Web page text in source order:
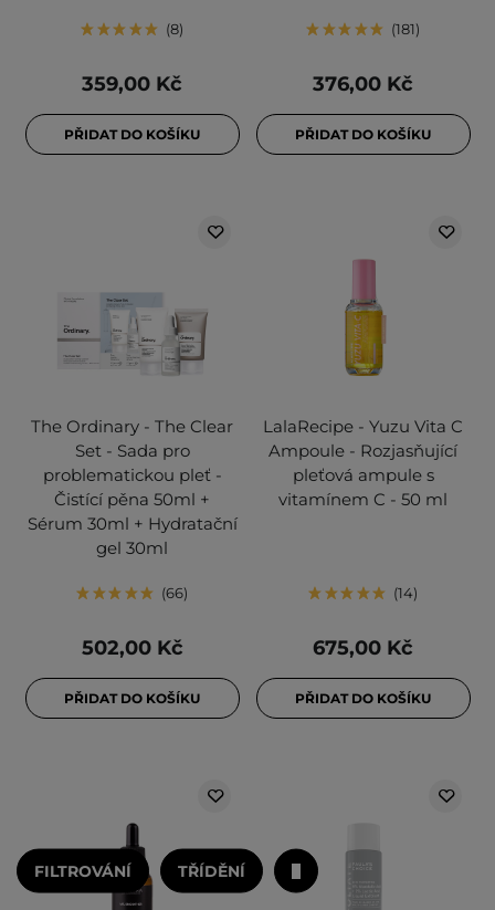
8
359,00 Kč
PŘIDAT DO KOŠÍKU
181
376,00 Kč
PŘIDAT DO KOŠÍKU
The Ordinary - The Clear
Set - Sada pro
problematickou pleť -
Čistící pěna 50ml +
Sérum 30ml + Hydratační
gel 30ml
66
502,00 Kč
PŘIDAT DO KOŠÍKU
LalaRecipe - Yuzu Vita C
Ampoule - Rozjasňující
pleťová ampule s
vitamínem C - 50 ml
14
675,00 Kč
PŘIDAT DO KOŠÍKU
FILTROVÁNÍ TŘÍDĚNÍ